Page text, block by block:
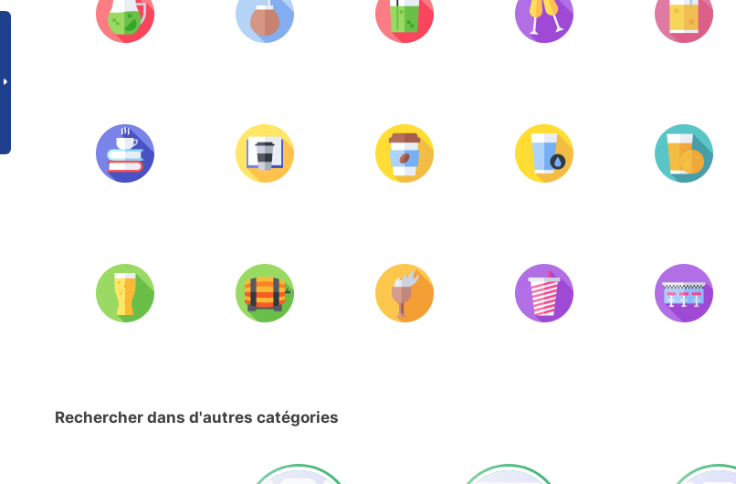
Rechercher dans d'autres catégories